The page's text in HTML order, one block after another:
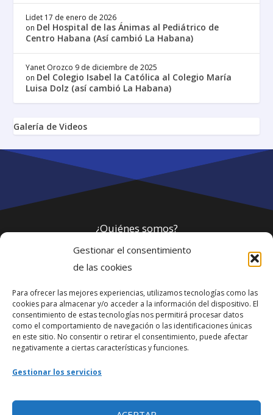
Gestionar el consentimiento
de las cookies
Para ofrecer las mejores experiencias, utilizamos tecnologías como las
cookies para almacenar y/o acceder a la información del dispositivo. El
consentimiento de estas tecnologías nos permitirá procesar datos
como el comportamiento de navegación o las identificaciones únicas
en este sitio. No consentir o retirar el consentimiento, puede afectar
negativamente a ciertas características y funciones.
Gestionar los servicios
Lidet 17 de enero de 2026
on Del Hospital de las Ánimas al Pediátrico de
Centro Habana (Así cambió La Habana)
Yanet Orozco 9 de diciembre de 2025
on Del Colegio Isabel la Católica al Colegio María
Luisa Dolz (así cambió La Habana)
Galería de Videos
¿Quiénes somos?
Política de privacidad
Webmaster
soporte@fotosdlahabana.com
Nuestro e-mail:
Ir al grupo de Facebook